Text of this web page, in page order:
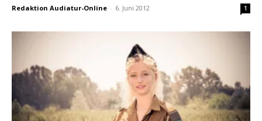
Redaktion Audiatur-Online - 6. Juni 2012 1